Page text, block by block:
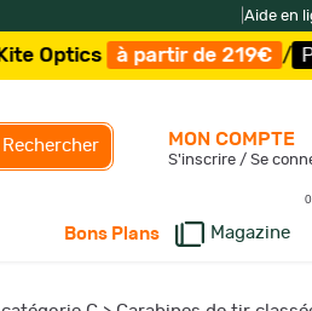
Aide en
de 219€ / Plus que 91
Rechercher
Bons Plans Magazine
MON COMPTE
S'inscrire / Se